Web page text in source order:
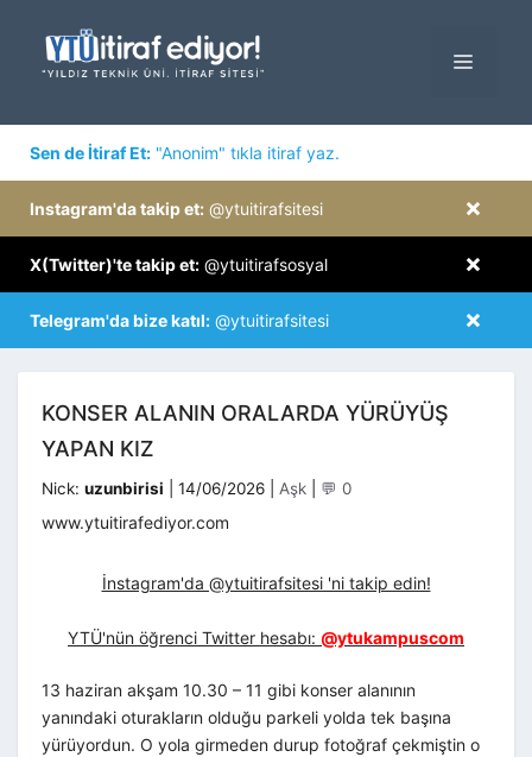
MENÜ
Sen de İtiraf Et: "Anonim" tıkla itiraf yaz.
×
Instagram'da takip et: @ytuitirafsitesi
×
X(Twitter)'te takip et: @ytuitirafsosyal
×
Telegram'da bize katıl: @ytuitirafsitesi
KONSER ALANIN ORALARDA YÜRÜYÜŞ
YAPAN KIZ
Nick: uzunbirisi 14/06/2026 Kategoriler
Aşk 💬 0
www.ytuitirafediyor.com
İnstagram'da @ytuitirafsitesi 'ni takip edin!
YTÜ'nün öğrenci Twitter hesabı: @ytukampuscom
13 haziran akşam 10.30 – 11 gibi konser alanının
yanındaki oturakların olduğu parkeli yolda tek başına
yürüyordun. O yola girmeden durup fotoğraf çekmiştin o